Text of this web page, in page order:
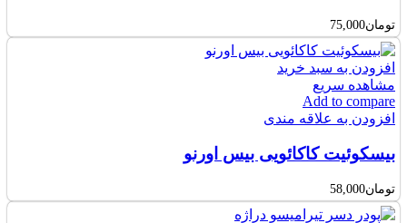
تومان75,000
افزودن به سبد خرید
مشاهده سریع
Add to compare
افزودن به علاقه مندی
بیسکوئیت کاکائویی بیس اورنو
تومان58,000